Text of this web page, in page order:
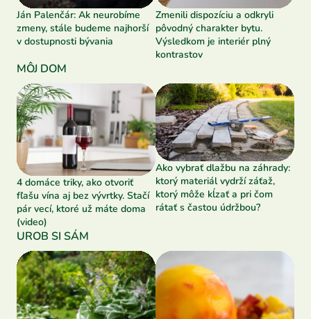
Ján Palenčár: Ak neurobíme
zmeny, stále budeme najhorší
v dostupnosti bývania
Zmenili dispozíciu a odkryli
pôvodný charakter bytu.
Výsledkom je interiér plný
kontrastov
MÔJ DOM
4 domáce triky, ako otvoriť
fľašu vína aj bez vývrtky. Stačí
pár vecí, ktoré už máte doma
(video)
Ako vybrať dlažbu na záhrady:
ktorý materiál vydrží záťaž,
ktorý môže kĺzať a pri čom
rátať s častou údržbou?
UROB SI SÁM